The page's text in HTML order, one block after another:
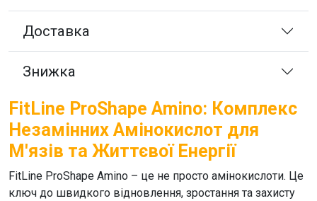
Доставка
Знижка
FitLine ProShape Amino: Комплекс
Незамінних Амінокислот для
М'язів та Життєвої Енергії
FitLine ProShape Amino – це не просто амінокислоти. Це
ключ до швидкого відновлення, зростання та захисту